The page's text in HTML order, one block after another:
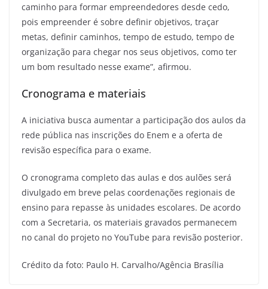
caminho para formar empreendedores desde cedo,
pois empreender é sobre definir objetivos, traçar
metas, definir caminhos, tempo de estudo, tempo de
organização para chegar nos seus objetivos, como ter
um bom resultado nesse exame”, afirmou.
Cronograma e materiais
A iniciativa busca aumentar a participação dos aulos da
rede pública nas inscrições do Enem e a oferta de
revisão específica para o exame.
O cronograma completo das aulas e dos aulões será
divulgado em breve pelas coordenações regionais de
ensino para repasse às unidades escolares. De acordo
com a Secretaria, os materiais gravados permanecem
no canal do projeto no YouTube para revisão posterior.
Crédito da foto: Paulo H. Carvalho/Agência Brasília